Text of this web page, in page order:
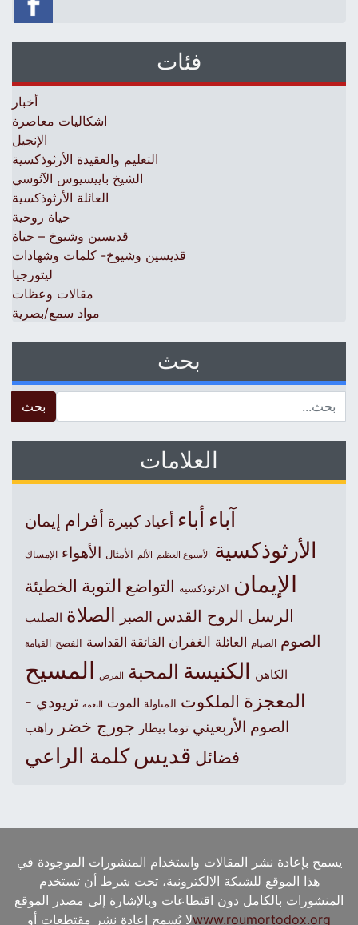
فئات
أخبار
اشكاليات معاصرة
الإنجيل
التعليم والعقيدة الأرثوذكسية
الشيخ باييسيوس الآثوسي
العائلة الأرثوذكسية
حياة روحية
قديسين وشيوخ – حياة
قديسين وشيوخ- كلمات وشهادات
ليتورجيا
مقالات وعظات
مواد سمع/بصرية
بحث
العلامات
آباءأباء أعياد كبيرة أفرام إيمان
الأرثوذكسية الأسبوع العظيم الألم الأمثال الأهواء الإمساك
الإيمان الارثوذكسية التواضع التوبة الخطيئة
الرسل الروح القدس الصبر الصلاة الصليب
الصوم الصيام العائلة الغفران الفائقة القداسة الفصح القيامة
الكاهن الكنيسةالمحبة المرض المسيح
المعجزة الملكوت المناولة الموت النعمة تريودي -
الصوم الأربعيني توما بيطار جورج خضر راهب
فضائل قديس كلمة الراعي
يسمح بإعادة نشر المقالات واستخدام المنشورات الموجودة في
هذا الموقع للشبكة الالكترونية، تحت شرط أن تستخدم
المنشورات بالكامل دون اقتطاعات وبالإشارة إلى مصدر الموقع
www.roumortodox.orgلا يُسمح إعادة نشر مقتطعات أو